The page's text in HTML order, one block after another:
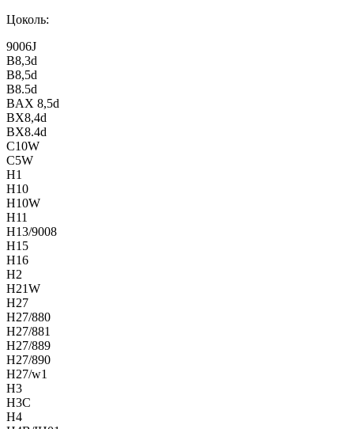
Цоколь:
9006J
B8,3d
B8,5d
B8.5d
BAX 8,5d
BX8,4d
BX8.4d
C10W
C5W
H1
H10
H10W
H11
H13/9008
H15
H16
H2
H21W
H27
H27/880
H27/881
H27/889
H27/890
H27/w1
H3
H3C
H4